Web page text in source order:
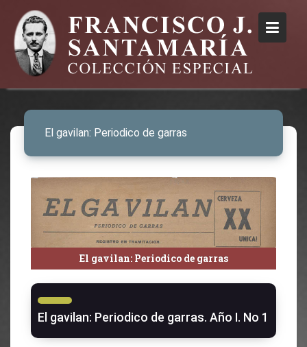
El gavilan: Periodico de garras
El gavilan: Periodico de garras
El gavilan: Periodico de garras. Año I. No 1